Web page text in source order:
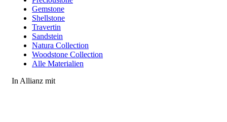
Gemstone
Shellstone
Travertin
Sandstein
Natura Collection
Woodstone Collection
Alle Materialien
In Allianz mit